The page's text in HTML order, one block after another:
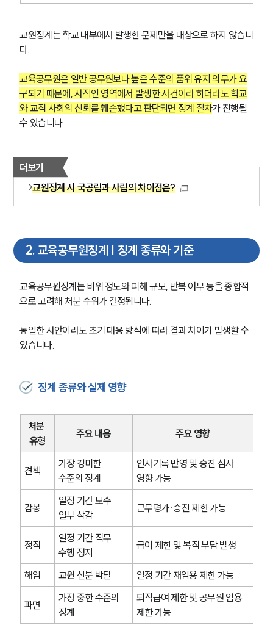
교원징계는 학교 내부에서 발생한 문제만을 대상으로 하지 않습니
다.
교육공무원은 일반 공무원보다 높은 수준의 품위 유지 의무가 요
구되기 때문에, 사적인 영역에서 발생한 사건이라 하더라도 학교
와 교직 사회의 신뢰를 훼손했다고 판단되면 징계 절차가 진행될
수 있습니다.
더보기
교원징계 시 국공립과 사립의 차이점은?
2. 교육공무원징계 | 징계 종류와 기준
교육공무원징계는 비위 정도와 피해 규모, 반복 여부 등을 종합적
으로 고려해 처분 수위가 결정됩니다.
동일한 사안이라도 초기 대응 방식에 따라 결과 차이가 발생할 수
있습니다.
징계 종류와 실제 영향
처분
유형
주요 내용 주요 영향
견책
가장 경미한
수준의 징계
인사기록 반영 및 승진 심사
영향 가능
감봉
일정 기간 보수
일부 삭감
근무평가·승진 제한 가능
정직
일정 기간 직무
수행 정지
급여 제한 및 복직 부담 발생
해임 교원 신분 박탈 일정 기간 재임용 제한 가능
파면
가장 중한 수준의
징계
퇴직급여 제한 및 공무원 임용
제한 가능